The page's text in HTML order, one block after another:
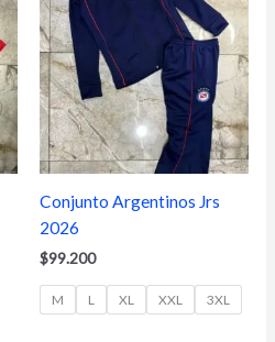
Conjunto Argentinos Jrs
2026
$99.200
M L XL XXL 3XL